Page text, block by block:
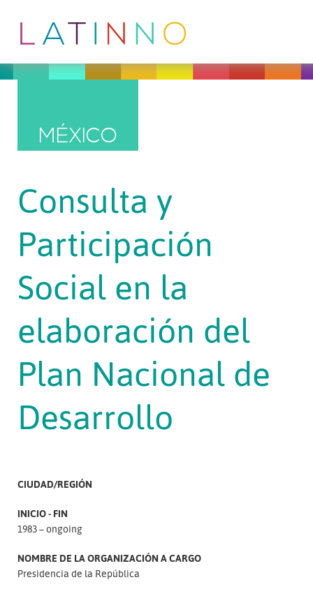
MÉXICO
Consulta y
Participación
Social en la
elaboración del
Plan Nacional de
Desarrollo
CIUDAD/REGIÓN
INICIO - FIN
1983 – ongoing
NOMBRE DE LA ORGANIZACIÓN A CARGO
Presidencia de la República